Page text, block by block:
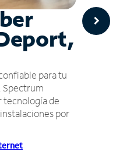
para tu
Spectrum
tecnología de
por